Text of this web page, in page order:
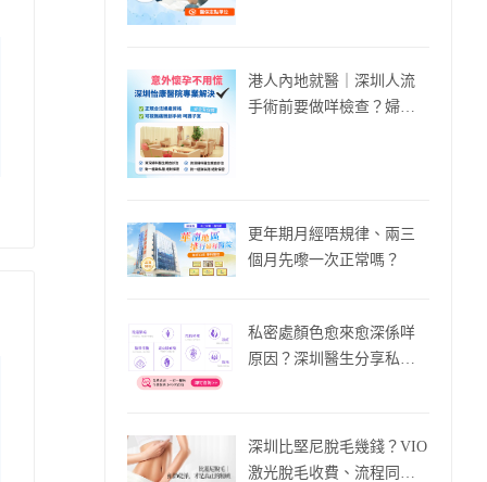
港人內地就醫｜深圳人流
手術前要做咩檢查？婦科
更年期月經唔規律、兩三
個月先嚟一次正常嗎？
私密處顏色愈來愈深係咩
原因？深圳醫生分享私密
深圳比堅尼脫毛幾錢？VIO
激光脫毛收費、流程同痛